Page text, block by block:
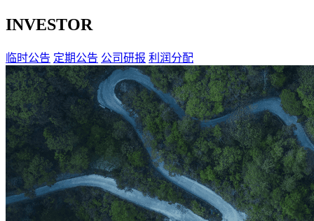
INVESTOR
临时公告 定期公告 公司研报 利润分配